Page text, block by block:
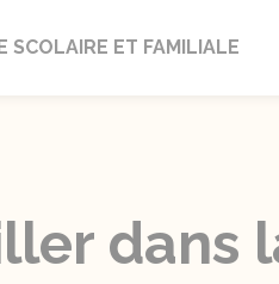
SCOLAIRE ET FAMILIALE
dans